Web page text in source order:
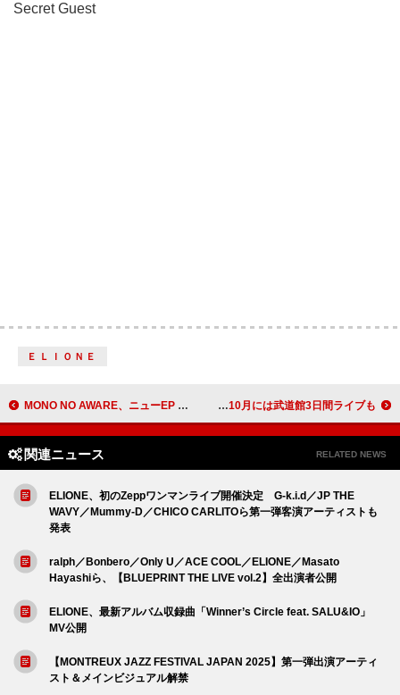
Secret Guest
ＥＬＩＯＮＥ
MONO NO AWARE、ニューEP 『走馬灯』より先行配信SG「スノードーム」ヴィジュアライザー公開 ONEW、ソロ作『SAKU』コンセプトフォト全揃い 10月には武道館3日間ライブも
関連ニュース RELATED NEWS
ELIONE、初のZeppワンマンライブ開催決定 G-k.i.d／JP THE
WAVY／Mummy-D／CHICO CARLITOら第一弾客演アーティストも
発表
ralph／Bonbero／Only U／ACE COOL／ELIONE／Masato
Hayashiら、【BLUEPRINT THE LIVE vol.2】全出演者公開
ELIONE、最新アルバム収録曲「Winner’s Circle feat. SALU&IO」
MV公開
【MONTREUX JAZZ FESTIVAL JAPAN 2025】第一弾出演アーティ
スト＆メインビジュアル解禁